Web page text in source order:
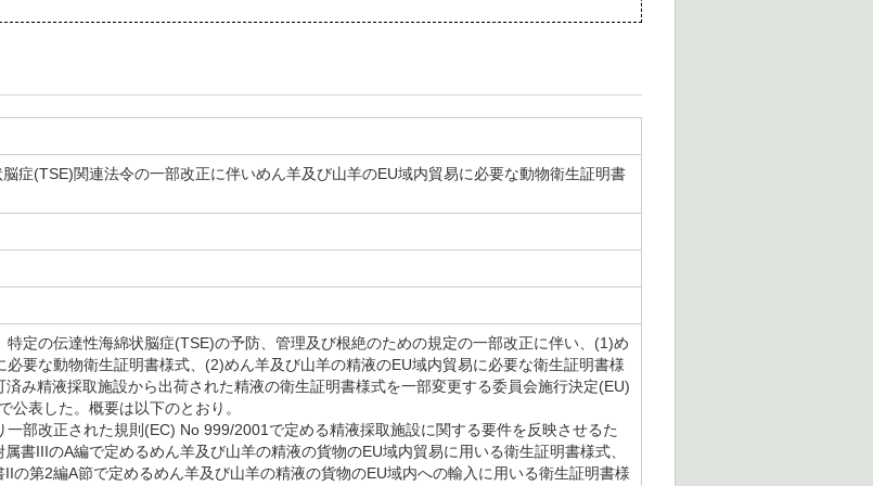
症(TSE)関連法令の一部改正に伴いめん羊及び山羊のEU域内貿易に必要な動物衛生証明書
定の伝達性海綿状脳症(TSE)の予防、管理及び根絶のための規定の一部改正に伴い、(1)め
必要な動物衛生証明書様式、(2)めん羊及び山羊の精液のEU域内貿易に必要な衛生証明書様
み精液採取施設から出荷された精液の衛生証明書様式を一部変更する委員会施行決定(EU)
公表した。概要は以下のとおり。
部改正された規則(EC) No 999/2001で定める精液採取施設に関する要件を反映させるた
書IIIのA編で定めるめん羊及び山羊の精液の貨物のEU域内貿易に用いる衛生証明書様式、
の第2編A節で定めるめん羊及び山羊の精液の貨物のEU域内への輸入に用いる衛生証明書様